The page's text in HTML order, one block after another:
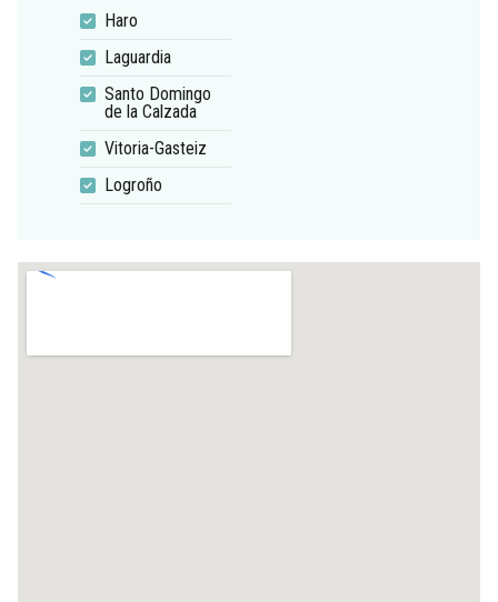
Haro
Laguardia
Santo Domingo
de la Calzada
Vitoria-Gasteiz
Logroño